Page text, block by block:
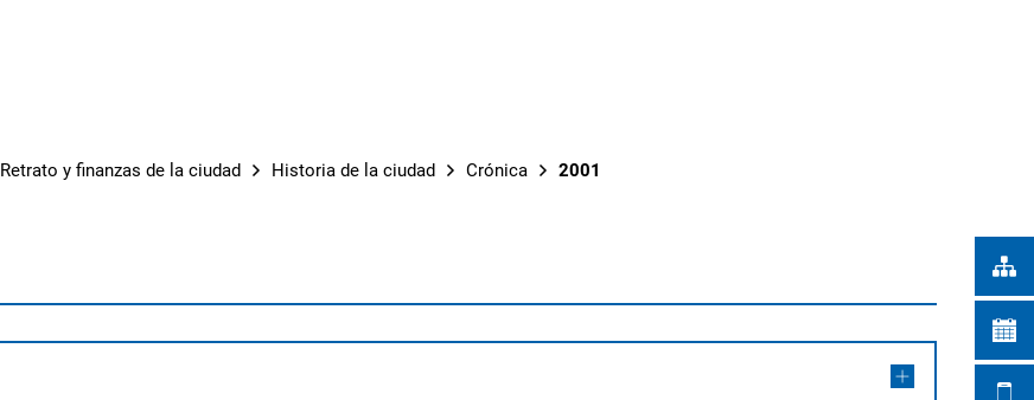
Retrato y finanzas de la ciudad Historia de la ciudad Crónica 2001